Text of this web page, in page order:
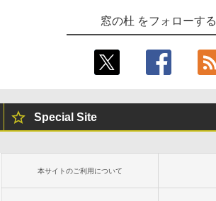
窓の杜 をフォローする
Special Site
本サイトのご利用について